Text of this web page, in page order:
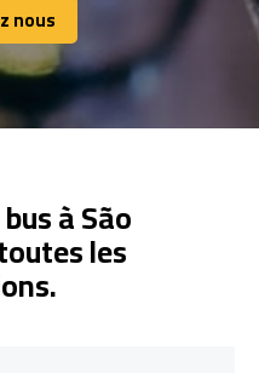
nous
nous
à São
les